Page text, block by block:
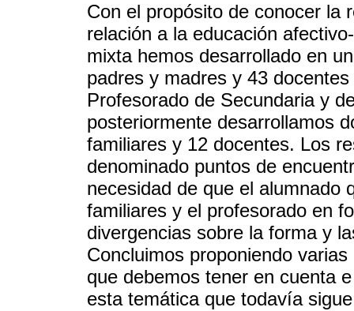
Con el propósito de conocer la
relación a la educación
mixta hemos desarrollado en
padres y madres y 43
Profesorado de Secundaria y
posteriormente desarrollamos
familiares y 12 docentes. Los
denominado puntos de
necesidad de que el alumnado
familiares y el profesorado en
divergencias sobre la forma y
Concluimos proponiendo
que debemos tener en cuenta
esta temática que todavía